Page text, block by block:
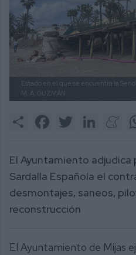
Estado en el que se encuentra la
M. Á. GUZMÁN
Share FacebookTwitter LinkedIn
El Ayuntamiento
Sardalla Española el
desmontajes, saneos,
reconstrucción
El Ayuntamiento de Mijas